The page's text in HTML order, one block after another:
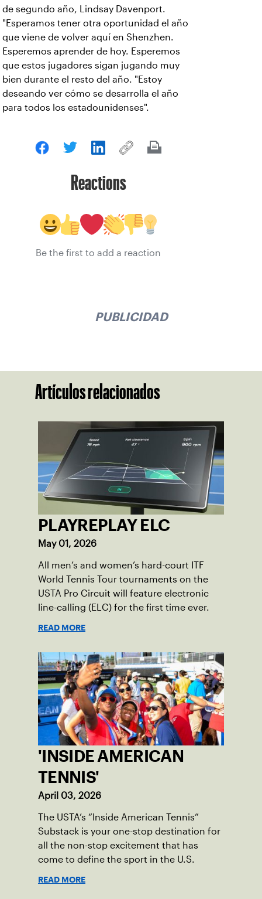
de segundo año, Lindsay Davenport.
"Esperamos tener otra oportunidad el año
que viene de volver aquí en Shenzhen.
Esperemos aprender de hoy. Esperemos
que estos jugadores sigan jugando muy
bien durante el resto del año. "Estoy
deseando ver cómo se desarrolla el año
para todos los estadounidenses".
Reactions
Be the first to add a reaction
PUBLICIDAD
Artículos relacionados
PLAYREPLAY ELC
May 01, 2026
All men’s and women’s hard-court ITF
World Tennis Tour tournaments on the
USTA Pro Circuit will feature electronic
line-calling (ELC) for the first time ever.
READ MORE
'INSIDE AMERICAN
TENNIS'
April 03, 2026
The USTA’s “Inside American Tennis”
Substack is your one-stop destination for
all the non-stop excitement that has
come to define the sport in the U.S.
READ MORE